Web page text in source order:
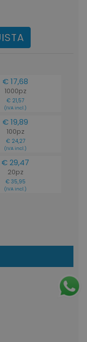
€ 17,68
1000pz
€ 21,57
(IVA incl.)
€ 19,89
100pz
€ 24,27
(IVA incl.)
€ 29,47
20pz
€ 35,95
(IVA incl.)